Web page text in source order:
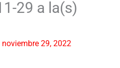
29 a la(s)
noviembre 29, 2022